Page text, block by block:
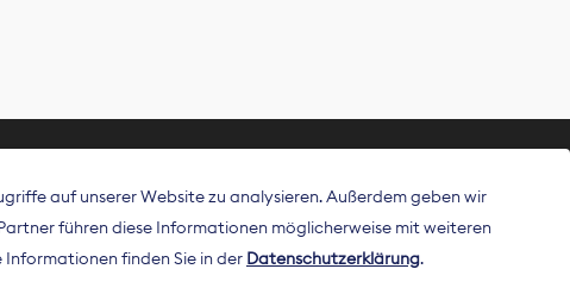
vertritt als
Publisher in
auf unserer Website zu analysieren. Außerdem geben wir
führen diese Informationen möglicherweise mit weiteren
finden Sie in der Datenschutzerklärung.